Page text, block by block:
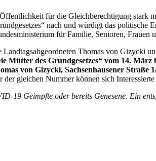
für die Gleichberechtigung stark
nach und würdigt das politische
für Familie, Senioren, Frauen
Landtagsabgeordneten Thomas von Gizycki
Mütter des Grundgesetzes“ vom 14.
von Gizycki, Sachsenhausener Straße
gleichen Nummer können sich
19 Geimpfte oder bereits Genesene. Ein